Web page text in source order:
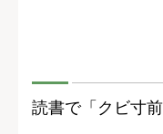
読書で「クビ寸